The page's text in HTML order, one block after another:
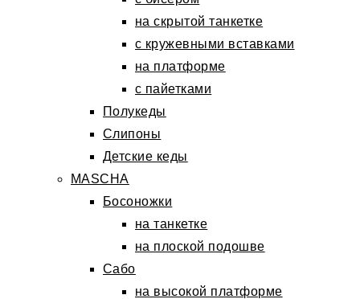
на скрытой танкетке
с кружевными вставками
на платформе
с пайетками
Полукеды
Слипоны
Детские кеды
MASCHA
Босоножки
на танкетке
на плоской подошве
Сабо
на высокой платформе